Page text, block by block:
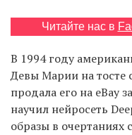
EN
UA
Читайте нас в
В 1994 году
Девы Марии на тосте
продала его на eBay
научил нейросеть
образы в очертаниях